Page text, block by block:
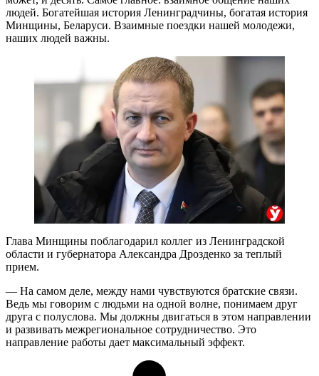
людей. Богатейшая история Ленинградчины, богатая история
Минщины, Беларуси. Взаимные поездки нашей молодежи,
наших людей важны.
Глава Минщины поблагодарил коллег из Ленинградской
области и губернатора Александра Дрозденко за теплый
прием.
— На самом деле, между нами чувствуются братские связи.
Ведь мы говорим с людьми на одной волне, понимаем друг
друга с полуслова. Мы должны двигаться в этом направлении
и развивать межрегиональное сотрудничество. Это
направление работы дает максимальный эффект.